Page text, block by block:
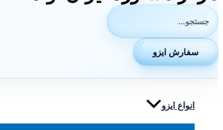
جستجوی:
سفارش ایزو
انواع ایزو